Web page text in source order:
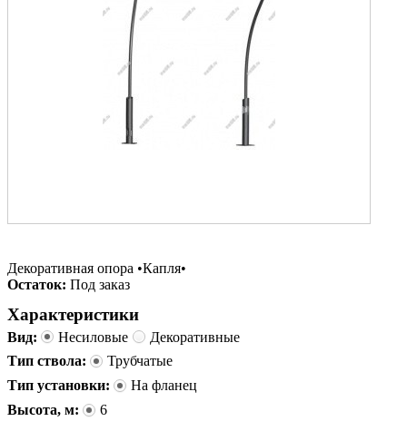
Декоративная опора •Капля•
Остаток: Под заказ
Характеристики
Вид: Несиловые
Декоративные
Тип ствола:
Трубчатые
Тип установки:
На фланец
Высота, м:
6